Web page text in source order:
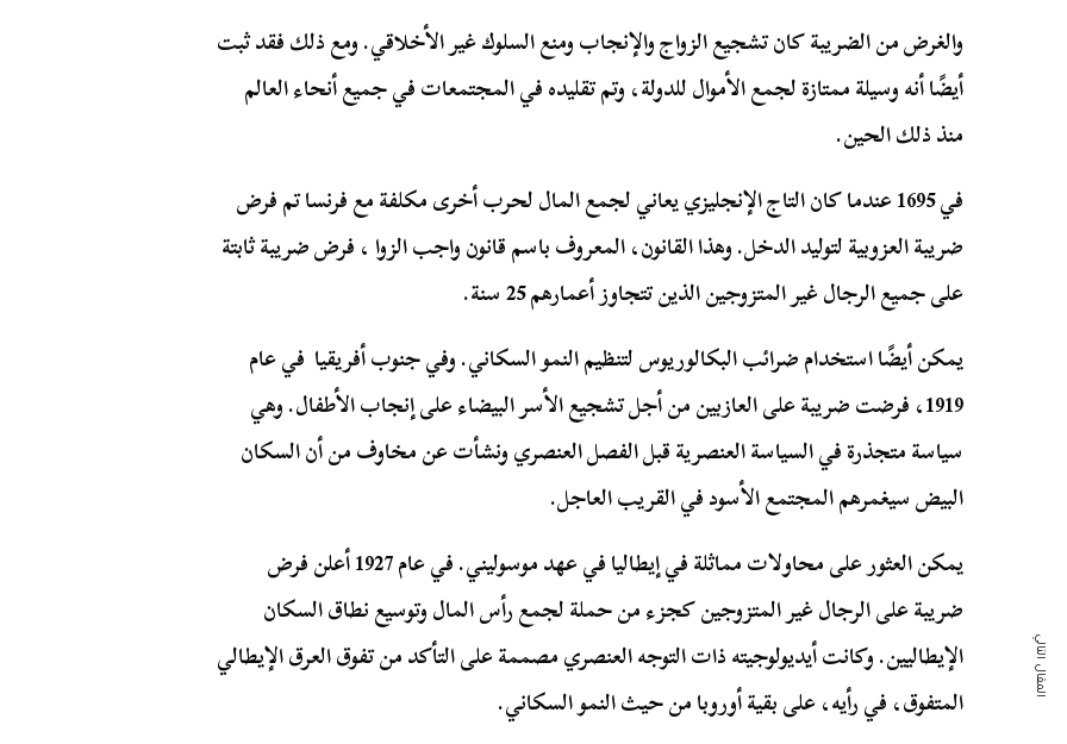
والغرض من الضريبة كان تشجيع الزواج والإنجاب ومنع السلوك غير الأخلاقي. ومع ذلك فقد ثبت
أيضًا أنه وسيلة ممتازة لجمع الأموال للدولة، وتم تقليده في المجتمعات في جميع أنحاء العالم
منذ ذلك الحين.
في 1695 عندما كان التاج الإنجليزي يعاني لجمع المال لحرب أخرى مكلفة مع فرنسا تم فرض
ضريبة العزوبية لتوليد الدخل. وهذا القانون، المعروف باسم قانون واجب الزوا ، فرض ضريبة ثابتة
على جميع الرجال غير المتزوجين الذين تتجاوز أعمارهم 25 سنة.
يمكن أيضًا استخدام ضرائب البكالوريوس لتنظيم النمو السكاني. وفي جنوب أفريقيا في عام
1919، فرضت ضريبة على العازبين من أجل تشجيع الأسر البيضاء على إنجاب الأطفال. وهي
سياسة متجذرة في السياسة العنصرية قبل الفصل العنصري ونشأت عن مخاوف من أن السكان
البيض سيغمرهم المجتمع الأسود في القريب العاجل.
يمكن العثور على محاولات مماثلة في إيطاليا في عهد موسوليني. في عام 1927 أعلن فرض
ضريبة على الرجال غير المتزوجين كجزء من حملة لجمع رأس المال وتوسيع نطاق السكان
الإيطاليين. وكانت أيديولوجيته ذات التوجه العنصري مصممة على التأكد من تفوق العرق الإيطالي
المتفوق، في رأيه، على بقية أوروبا من حيث النمو السكاني.
المقال التالي